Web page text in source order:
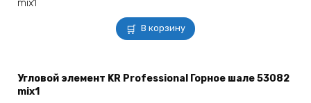
В корзину
Угловой элемент KR Professional Горное шале 53082
mix1